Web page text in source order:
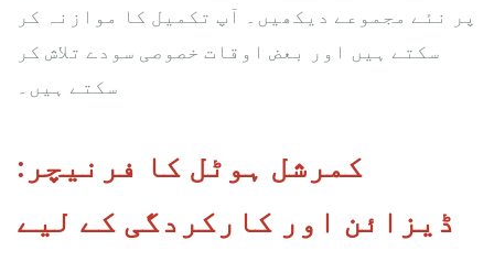
پر نئے مجموعے دیکھیں۔ آپ تکمیل کا موازنہ کر
سکتے ہیں اور بعض اوقات خصوصی سودے تلاش کر
سکتے ہیں۔
کمرشل ہوٹل کا فرنیچر:
ڈیزائن اور کارکردگی کے لیے